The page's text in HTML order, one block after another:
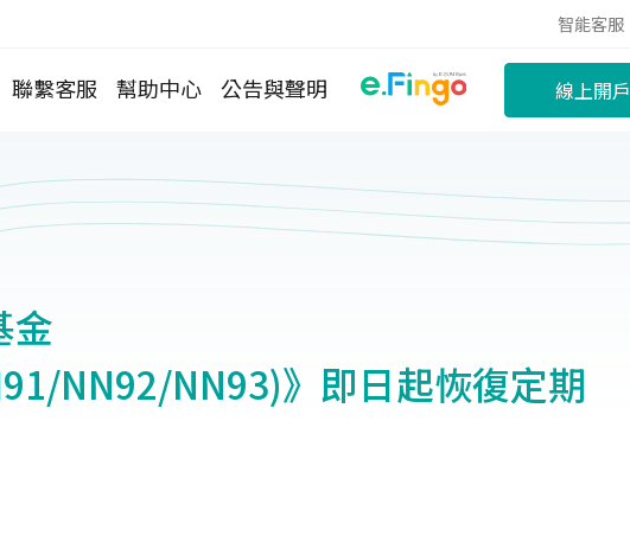
智能客服
聯繫客服 幫助中心 公告與聲明 線上開戶
金
NN92/NN93)》即日起恢復定期